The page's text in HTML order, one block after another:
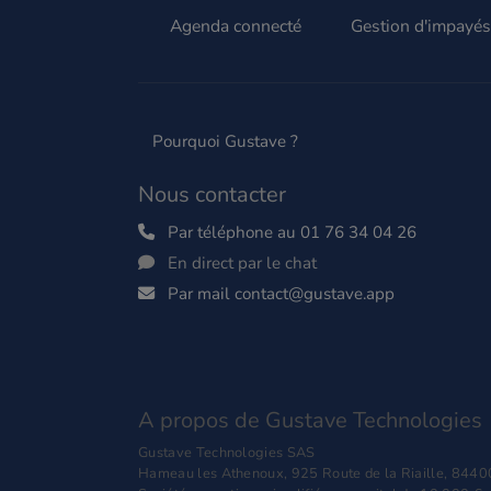
Agenda connecté Gestion d'impayés
Pourquoi Gustave ?
Nous contacter
Par téléphone au 01 76 34 04 26
En direct par le chat
Par mail contact@gustave.app
A propos de Gustave Technologies
Gustave Technologies SAS
Hameau les Athenoux, 925 Route de la Riaille,